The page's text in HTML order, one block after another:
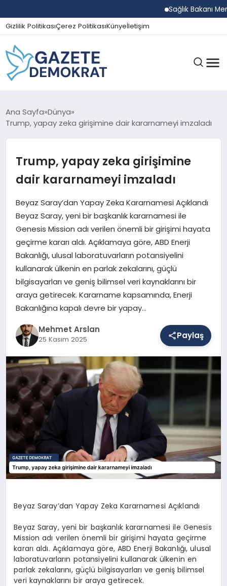
Sağlık Bakanı
Gizlilik PolitikasıÇerez PolitikasıKünyeİletişim
GÜNDEM
SPOR
MAGAZIN
SAĞLIK
EĞITIM
DÜNYA
YAŞAM
Ana Sayfa Dünya
Trump, yapay zeka girişimine dair kararnameyi imzaladı
Trump, yapay zeka girişimine
dair kararnameyi imzaladı
Beyaz Saray’dan Yapay Zeka Kararnamesi Açıklandı
Beyaz Saray, yeni bir başkanlık kararnamesi ile
Genesis Mission adı verilen önemli bir girişimi hayata
geçirme kararı aldı. Açıklamaya göre, ABD Enerji
Bakanlığı, ulusal laboratuvarların potansiyelini
kullanarak ülkenin en parlak zekalarını, güçlü
bilgisayarları ve geniş bilimsel veri kaynaklarını bir
araya getirecek. Kararname kapsamında, Enerji
Bakanlığına kapalı devre bir yapay…
Mehmet Arslan
25 Kasım 2025 Paylaş
Beyaz Saray’dan Yapay Zeka Kararnamesi Açıklandı
Beyaz Saray, yeni bir başkanlık kararnamesi ile Genesis
Mission adı verilen önemli bir girişimi hayata geçirme
kararı aldı. Açıklamaya göre, ABD Enerji Bakanlığı, ulusal
laboratuvarların potansiyelini kullanarak ülkenin en
parlak zekalarını, güçlü bilgisayarları ve geniş bilimsel
veri kaynaklarını bir araya getirecek.